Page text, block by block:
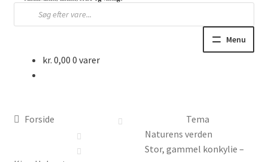
Products
search
Menu
kr. 0,00 0 varer
Forside
Tema
Naturens verden
Stor, gammel konkylie –